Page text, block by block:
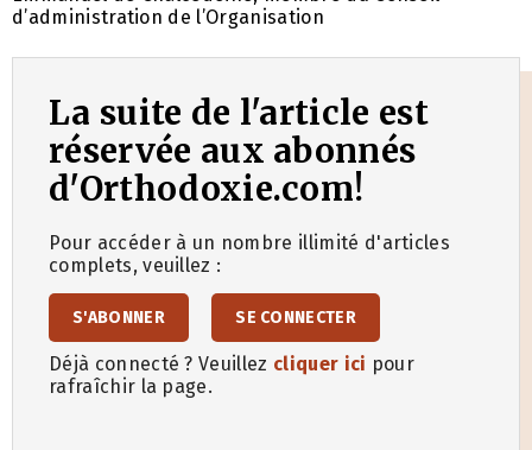
d’administration de l’Organisation
La suite de l'article est
réservée aux abonnés
d'Orthodoxie.com!
Pour accéder à un nombre illimité d'articles
complets, veuillez :
S'ABONNER SE CONNECTER
Déjà connecté ? Veuillez cliquer ici pour
rafraîchir la page.